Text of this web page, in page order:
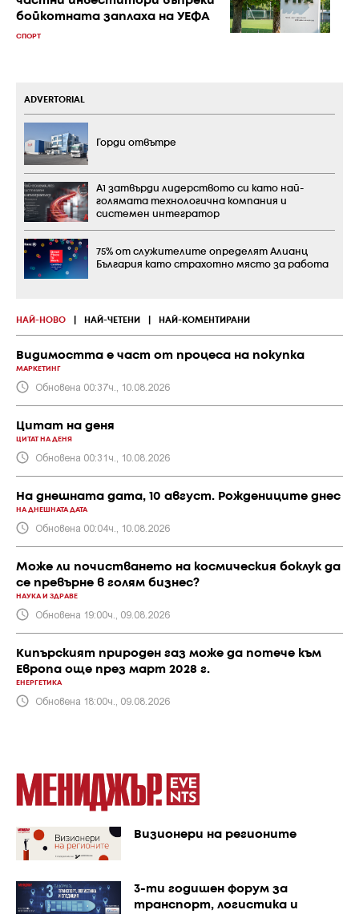
бойкотната заплаха на УЕФА
СПОРТ
НАЙ-НОВО НАЙ-ЧЕТЕНИ НАЙ-КОМЕНТИРАНИ
Видимостта е част от процеса на покупка
МАРКЕТИНГ
Обновена 00:37ч., 10.08.2026
Цитат на деня
ЦИТАТ НА ДЕНЯ
Обновена 00:31ч., 10.08.2026
На днешната дата, 10 август. Рождениците днес
НА ДНЕШНАТА ДАТА
Обновена 00:04ч., 10.08.2026
Може ли почистването на космическия боклук да
се превърне в голям бизнес?
НАУКА И ЗДРАВЕ
Обновена 19:00ч., 09.08.2026
Кипърският природен газ може да потече към
Европа още през март 2028 г.
ЕНЕРГЕТИКА
Обновена 18:00ч., 09.08.2026
ADVERTORIAL
Горди отвътре
А1 затвърди лидерството си като най-
голямата технологична компания и
системен интегратор
75% от служителите определят Алианц
България като страхотно място за работа
Визионери на регионите
3-ти годишен форум за
транспорт, логистика и